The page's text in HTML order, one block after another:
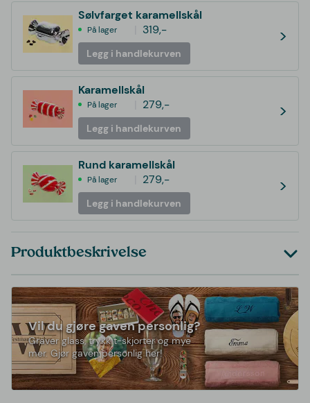
Sølvfarget karamellskål
På lager 319,-
Legg i handlekurven
>
Karamellskål
På lager 279,-
Legg i handlekurven
>
Rund karamellskål
På lager 279,-
Legg i handlekurven
>
Produktbeskrivelse
Vil du gjøre gaven personlig?
Graver glass, trykk t-skjorter og mye
mer. Gjør gaven personlig her!